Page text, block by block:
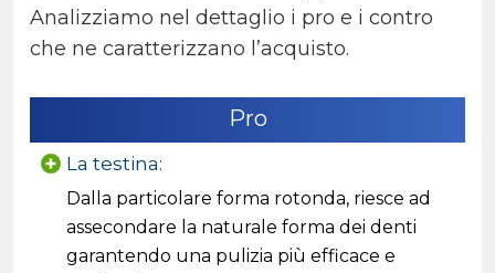
Analizziamo nel dettaglio i pro e i contro
che ne caratterizzano l’acquisto.
Pro
La testina:
Dalla particolare forma rotonda, riesce ad
assecondare la naturale forma dei denti
garantendo una pulizia più efficace e